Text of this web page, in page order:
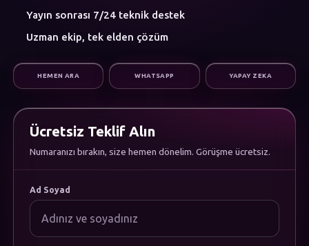
Web Yazılım
Mobil Uygulama
Dijital Pazarlama
Hakkımızda
Kariyer
Dökümanlar
Uygulamamızı İndirin
Gizlilik Politikası
Çerez Politikası
Kullanım Koşulları
Yayın sonrası 7/24 teknik destek
Uzman ekip, tek elden çözüm
HEMEN ARA WHATSAPP YAPAY ZEKA
Ücretsiz Teklif Alın
Numaranızı bırakın, size hemen dönelim. Görüşme ücretsiz.
Ad Soyad